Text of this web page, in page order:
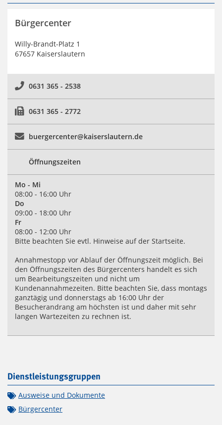
Bürgercenter
Willy-Brandt-Platz 1
67657 Kaiserslautern
0631 365 - 2538
0631 365 - 2772
buergercenter@kaiserslautern.de
Öffnungszeiten
Mo - Mi
08:00 - 16:00 Uhr
Do
09:00 - 18:00 Uhr
Fr
08:00 - 12:00 Uhr
Bitte beachten Sie evtl. Hinweise auf der Startseite.
Annahmestopp vor Ablauf der Öffnungszeit möglich. Bei
den Öffnungszeiten des Bürgercenters handelt es sich
um Bearbeitungszeiten und nicht um
Kundenannahmezeiten. Bitte beachten Sie, dass montags
ganztägig und donnerstags ab 16:00 Uhr der
Besucherandrang am höchsten ist und daher mit sehr
langen Wartezeiten zu rechnen ist.
Dienstleistungsgruppen
Ausweise und Dokumente
Bürgercenter